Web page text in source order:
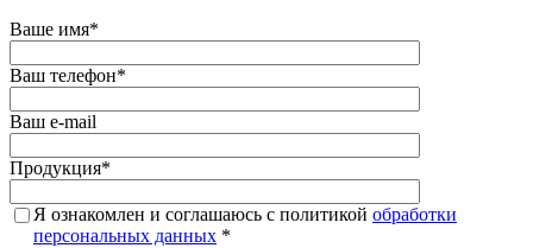
Ваше имя*
Ваш телефон*
Ваш e-mail
Продукция*
Я ознакомлен и соглашаюсь с политикой обработки
персональных данных *